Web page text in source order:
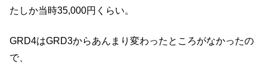
たしか当時35,000円くらい。
GRD4はGRD3からあんまり変わったところがなかったの
で、